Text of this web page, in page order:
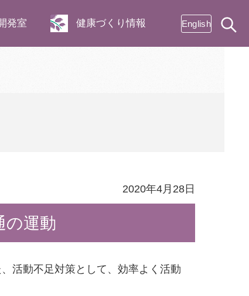
発室 健康づくり情報 English
2020年4月28日
運動
活動不足対策として、効率よく活動